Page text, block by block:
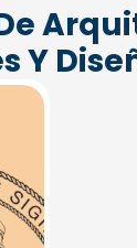
Y